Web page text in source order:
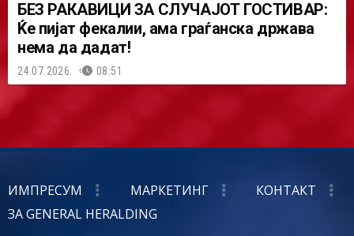
БЕЗ РАКАВИЦИ ЗА СЛУЧАЈОТ ГОСТИВАР:
Ќе пијат фекалии, ама граѓанска држава
нема да дадат!
24.07.2026. 08:51
ИМПРЕСУМ МАРКЕТИНГ
КОНТАКТ
ЗА GENERAL HERALDING